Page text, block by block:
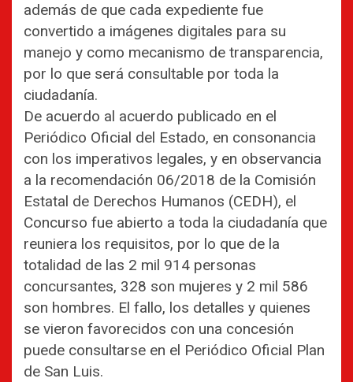
además de que cada expediente fue
convertido a imágenes digitales para su
manejo y como mecanismo de transparencia,
por lo que será consultable por toda la
ciudadanía.
De acuerdo al acuerdo publicado en el
Periódico Oficial del Estado, en consonancia
con los imperativos legales, y en observancia
a la recomendación 06/2018 de la Comisión
Estatal de Derechos Humanos (CEDH), el
Concurso fue abierto a toda la ciudadanía que
reuniera los requisitos, por lo que de la
totalidad de las 2 mil 914 personas
concursantes, 328 son mujeres y 2 mil 586
son hombres. El fallo, los detalles y quienes
se vieron favorecidos con una concesión
puede consultarse en el Periódico Oficial Plan
de San Luis.